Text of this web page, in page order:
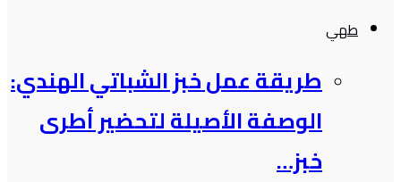
طهي
طريقة عمل خبز الشباتي الهندي:
الوصفة الأصيلة لتحضير أطرى
خبز…